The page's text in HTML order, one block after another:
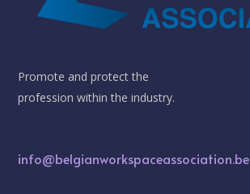
Promote and protect the
profession within the industry.
info@belgianworkspaceassociation.be